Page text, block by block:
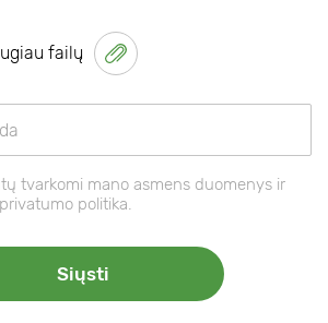
failų
tvarkomi mano asmens duomenys ir
politika.